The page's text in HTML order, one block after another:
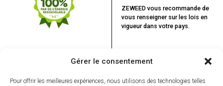
Gérer le consentement
Pour offrir les meilleures expériences, nous utilisons des technologies telles
ZEWEED vous recommande de
vous renseigner sur les lois en
vigueur dans votre pays.